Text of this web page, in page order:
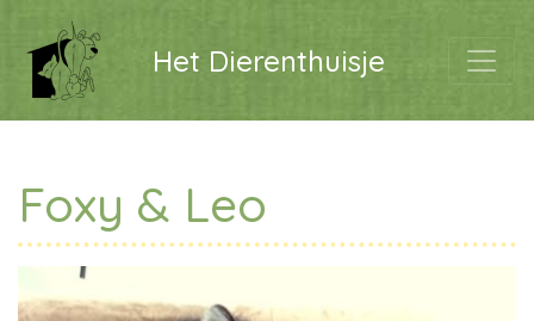
Het Dierenthuisje
Foxy & Leo